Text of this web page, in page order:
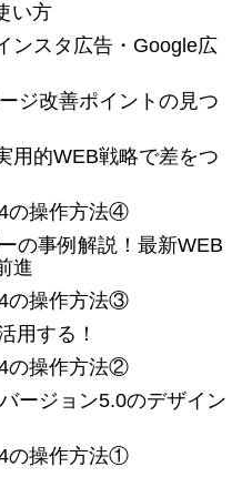
い方
スタ広告・Google広
ジ改善ポイントの見つ
的WEB戦略で差をつ
の操作方法④
の事例解説！最新WEB
進
の操作方法③
用する！
の操作方法②
ージョン5.0のデザイン
の操作方法①